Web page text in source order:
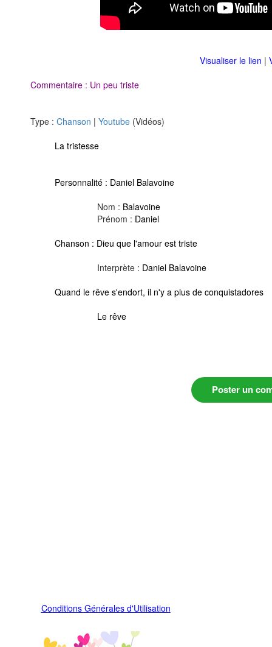
Visualiser le lien |
Commentaire : Un peu triste
Type : Chanson | Youtube (Vidéos)
La tristesse
Personnalité : Daniel Balavoine
Nom : Balavoine
Prénom : Daniel
Chanson : Dieu que l'amour est triste
Interprète : Daniel Balavoine
Quand le rêve s'endort, il n'y a plus de conquistadores
Le rêve
Poster un
Conditions Générales d'Utilisation